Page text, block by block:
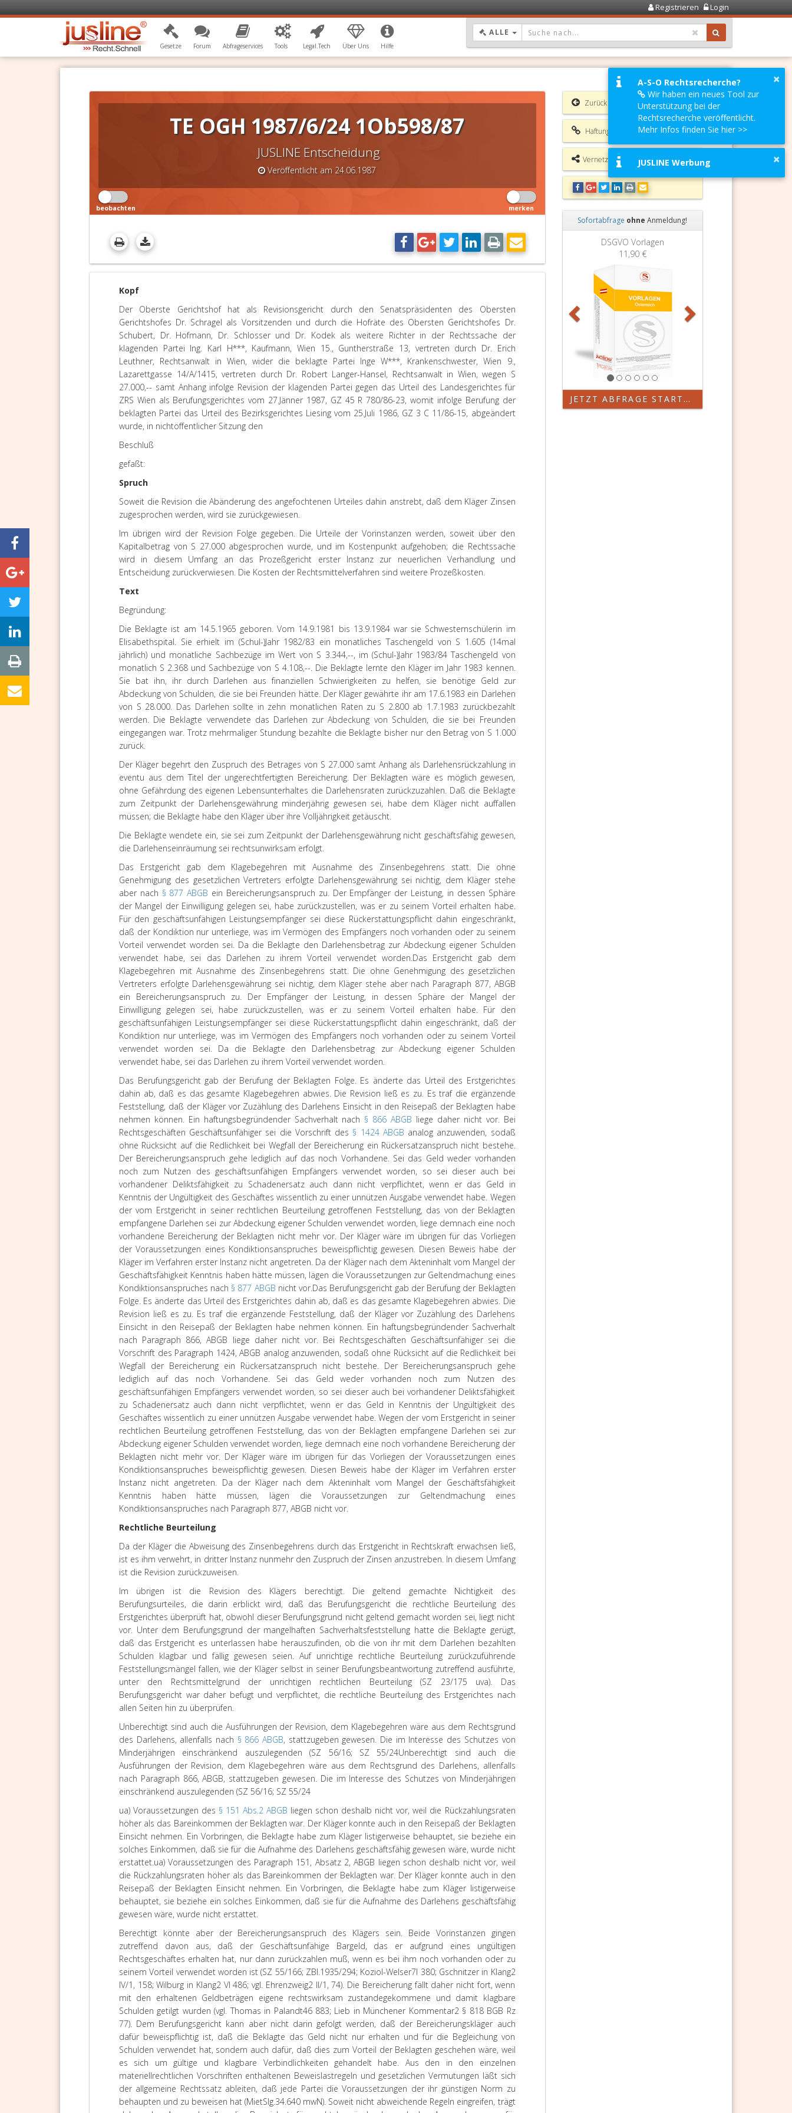
Registrieren Login
Gesetze Forum Abfrageservices Tools Legal.Tech Über Uns Hilfe
ALLE DROPDOWN: GEWÄHLTER WERT IST ALLE
TE OGH 1987/6/24 1Ob598/87
JUSLINE Entscheidung
Veröffentlicht am 24.06.1987
beobachten merken
Kopf
Der Oberste Gerichtshof hat als Revisionsgericht durch den Senatspräsidenten des Obersten
Gerichtshofes Dr. Schragel als Vorsitzenden und durch die Hofräte des Obersten Gerichtshofes Dr.
Schubert, Dr. Hofmann, Dr. Schlosser und Dr. Kodek als weitere Richter in der Rechtssache der
klagenden Partei Ing. Karl H***, Kaufmann, Wien 15., Guntherstraße 13, vertreten durch Dr. Erich
Leuthner, Rechtsanwalt in Wien, wider die beklagte Partei Inge W***, Krankenschwester, Wien 9.,
Lazarettgasse 14/A/1415, vertreten durch Dr. Robert Langer-Hansel, Rechtsanwalt in Wien, wegen S
27.000,-- samt Anhang infolge Revision der klagenden Partei gegen das Urteil des Landesgerichtes für
ZRS Wien als Berufungsgerichtes vom 27.Jänner 1987, GZ 45 R 780/86-23, womit infolge Berufung der
beklagten Partei das Urteil des Bezirksgerichtes Liesing vom 25.Juli 1986, GZ 3 C 11/86-15, abgeändert
wurde, in nichtöffentlicher Sitzung den
Beschluß
gefaßt:
Spruch
Soweit die Revision die Abänderung des angefochtenen Urteiles dahin anstrebt, daß dem Kläger Zinsen
zugesprochen werden, wird sie zurückgewiesen.
Im übrigen wird der Revision Folge gegeben. Die Urteile der Vorinstanzen werden, soweit über den
Kapitalbetrag von S 27.000 abgesprochen wurde, und im Kostenpunkt aufgehoben; die Rechtssache
wird in diesem Umfang an das Prozeßgericht erster Instanz zur neuerlichen Verhandlung und
Entscheidung zurückverwiesen. Die Kosten der Rechtsmittelverfahren sind weitere Prozeßkosten.
Text
Begründung:
Die Beklagte ist am 14.5.1965 geboren. Vom 14.9.1981 bis 13.9.1984 war sie Schwesternschülerin im
Elisabethspital. Sie erhielt im (Schul-)Jahr 1982/83 ein monatliches Taschengeld von S 1.605 (14mal
jährlich) und monatliche Sachbezüge im Wert von S 3.344,--, im (Schul-)Jahr 1983/84 Taschengeld von
monatlich S 2.368 und Sachbezüge von S 4.108,--. Die Beklagte lernte den Kläger im Jahr 1983 kennen.
Sie bat ihn, ihr durch Darlehen aus finanziellen Schwierigkeiten zu helfen, sie benötige Geld zur
Abdeckung von Schulden, die sie bei Freunden hätte. Der Kläger gewährte ihr am 17.6.1983 ein Darlehen
von S 28.000. Das Darlehen sollte in zehn monatlichen Raten zu S 2.800 ab 1.7.1983 zurückbezahlt
werden. Die Beklagte verwendete das Darlehen zur Abdeckung von Schulden, die sie bei Freunden
eingegangen war. Trotz mehrmaliger Stundung bezahlte die Beklagte bisher nur den Betrag von S 1.000
zurück.
Der Kläger begehrt den Zuspruch des Betrages von S 27.000 samt Anhang als Darlehensrückzahlung in
eventu aus dem Titel der ungerechtfertigten Bereicherung. Der Beklagten wäre es möglich gewesen,
ohne Gefährdung des eigenen Lebensunterhaltes die Darlehensraten zurückzuzahlen. Daß die Beklagte
zum Zeitpunkt der Darlehensgewährung minderjährig gewesen sei, habe dem Kläger nicht auffallen
müssen; die Beklagte habe den Kläger über ihre Volljährigkeit getäuscht.
Die Beklagte wendete ein, sie sei zum Zeitpunkt der Darlehensgewährung nicht geschäftsfähig gewesen,
die Darlehenseinräumung sei rechtsunwirksam erfolgt.
Das Erstgericht gab dem Klagebegehren mit Ausnahme des Zinsenbegehrens statt. Die ohne
Genehmigung des gesetzlichen Vertreters erfolgte Darlehensgewährung sei nichtig, dem Kläger stehe
aber nach § 877 ABGB ein Bereicherungsanspruch zu. Der Empfänger der Leistung, in dessen Sphäre
der Mangel der Einwilligung gelegen sei, habe zurückzustellen, was er zu seinem Vorteil erhalten habe.
Für den geschäftsunfähigen Leistungsempfänger sei diese Rückerstattungspflicht dahin eingeschränkt,
daß der Kondiktion nur unterliege, was im Vermögen des Empfängers noch vorhanden oder zu seinem
Vorteil verwendet worden sei. Da die Beklagte den Darlehensbetrag zur Abdeckung eigener Schulden
verwendet habe, sei das Darlehen zu ihrem Vorteil verwendet worden.Das Erstgericht gab dem
Klagebegehren mit Ausnahme des Zinsenbegehrens statt. Die ohne Genehmigung des gesetzlichen
Vertreters erfolgte Darlehensgewährung sei nichtig, dem Kläger stehe aber nach Paragraph 877, ABGB
ein Bereicherungsanspruch zu. Der Empfänger der Leistung, in dessen Sphäre der Mangel der
Einwilligung gelegen sei, habe zurückzustellen, was er zu seinem Vorteil erhalten habe. Für den
geschäftsunfähigen Leistungsempfänger sei diese Rückerstattungspflicht dahin eingeschränkt, daß der
Kondiktion nur unterliege, was im Vermögen des Empfängers noch vorhanden oder zu seinem Vorteil
verwendet worden sei. Da die Beklagte den Darlehensbetrag zur Abdeckung eigener Schulden
verwendet habe, sei das Darlehen zu ihrem Vorteil verwendet worden.
Das Berufungsgericht gab der Berufung der Beklagten Folge. Es änderte das Urteil des Erstgerichtes
dahin ab, daß es das gesamte Klagebegehren abwies. Die Revision ließ es zu. Es traf die ergänzende
Feststellung, daß der Kläger vor Zuzählung des Darlehens Einsicht in den Reisepaß der Beklagten habe
nehmen können. Ein haftungsbegründender Sachverhalt nach § 866 ABGB liege daher nicht vor. Bei
Rechtsgeschäften Geschäftsunfähiger sei die Vorschrift des § 1424 ABGB analog anzuwenden, sodaß
ohne Rücksicht auf die Redlichkeit bei Wegfall der Bereicherung ein Rückersatzanspruch nicht bestehe.
Der Bereicherungsanspruch gehe lediglich auf das noch Vorhandene. Sei das Geld weder vorhanden
noch zum Nutzen des geschäftsunfähigen Empfängers verwendet worden, so sei dieser auch bei
vorhandener Deliktsfähigkeit zu Schadenersatz auch dann nicht verpflichtet, wenn er das Geld in
Kenntnis der Ungültigkeit des Geschäftes wissentlich zu einer unnützen Ausgabe verwendet habe. Wegen
der vom Erstgericht in seiner rechtlichen Beurteilung getroffenen Feststellung, das von der Beklagten
empfangene Darlehen sei zur Abdeckung eigener Schulden verwendet worden, liege demnach eine noch
vorhandene Bereicherung der Beklagten nicht mehr vor. Der Kläger wäre im übrigen für das Vorliegen
der Voraussetzungen eines Kondiktionsanspruches beweispflichtig gewesen. Diesen Beweis habe der
Kläger im Verfahren erster Instanz nicht angetreten. Da der Kläger nach dem Akteninhalt vom Mangel der
Geschäftsfähigkeit Kenntnis haben hätte müssen, lägen die Voraussetzungen zur Geltendmachung eines
Kondiktionsanspruches nach § 877 ABGB nicht vor.Das Berufungsgericht gab der Berufung der Beklagten
Folge. Es änderte das Urteil des Erstgerichtes dahin ab, daß es das gesamte Klagebegehren abwies. Die
Revision ließ es zu. Es traf die ergänzende Feststellung, daß der Kläger vor Zuzählung des Darlehens
Einsicht in den Reisepaß der Beklagten habe nehmen können. Ein haftungsbegründender Sachverhalt
nach Paragraph 866, ABGB liege daher nicht vor. Bei Rechtsgeschäften Geschäftsunfähiger sei die
Vorschrift des Paragraph 1424, ABGB analog anzuwenden, sodaß ohne Rücksicht auf die Redlichkeit bei
Wegfall der Bereicherung ein Rückersatzanspruch nicht bestehe. Der Bereicherungsanspruch gehe
lediglich auf das noch Vorhandene. Sei das Geld weder vorhanden noch zum Nutzen des
geschäftsunfähigen Empfängers verwendet worden, so sei dieser auch bei vorhandener Deliktsfähigkeit
zu Schadenersatz auch dann nicht verpflichtet, wenn er das Geld in Kenntnis der Ungültigkeit des
Geschäftes wissentlich zu einer unnützen Ausgabe verwendet habe. Wegen der vom Erstgericht in seiner
rechtlichen Beurteilung getroffenen Feststellung, das von der Beklagten empfangene Darlehen sei zur
Abdeckung eigener Schulden verwendet worden, liege demnach eine noch vorhandene Bereicherung der
Beklagten nicht mehr vor. Der Kläger wäre im übrigen für das Vorliegen der Voraussetzungen eines
Kondiktionsanspruches beweispflichtig gewesen. Diesen Beweis habe der Kläger im Verfahren erster
Instanz nicht angetreten. Da der Kläger nach dem Akteninhalt vom Mangel der Geschäftsfähigkeit
Kenntnis haben hätte müssen, lägen die Voraussetzungen zur Geltendmachung eines
Kondiktionsanspruches nach Paragraph 877, ABGB nicht vor.
Rechtliche Beurteilung
Da der Kläger die Abweisung des Zinsenbegehrens durch das Erstgericht in Rechtskraft erwachsen ließ,
ist es ihm verwehrt, in dritter Instanz nunmehr den Zuspruch der Zinsen anzustreben. In diesem Umfang
ist die Revision zurückzuweisen.
Im übrigen ist die Revision des Klägers berechtigt. Die geltend gemachte Nichtigkeit des
Berufungsurteiles, die darin erblickt wird, daß das Berufungsgericht die rechtliche Beurteilung des
Erstgerichtes überprüft hat, obwohl dieser Berufungsgrund nicht geltend gemacht worden sei, liegt nicht
vor. Unter dem Berufungsgrund der mangelhaften Sachverhaltsfeststellung hatte die Beklagte gerügt,
daß das Erstgericht es unterlassen habe herauszufinden, ob die von ihr mit dem Darlehen bezahlten
Schulden klagbar und fällig gewesen seien. Auf unrichtige rechtliche Beurteilung zurückzuführende
Feststellungsmängel fallen, wie der Kläger selbst in seiner Berufungsbeantwortung zutreffend ausführte,
unter den Rechtsmittelgrund der unrichtigen rechtlichen Beurteilung (SZ 23/175 uva). Das
Berufungsgericht war daher befugt und verpflichtet, die rechtliche Beurteilung des Erstgerichtes nach
allen Seiten hin zu überprüfen.
Unberechtigt sind auch die Ausführungen der Revision, dem Klagebegehren wäre aus dem Rechtsgrund
des Darlehens, allenfalls nach § 866 ABGB, stattzugeben gewesen. Die im Interesse des Schutzes von
Minderjährigen einschränkend auszulegenden (SZ 56/16; SZ 55/24Unberechtigt sind auch die
Ausführungen der Revision, dem Klagebegehren wäre aus dem Rechtsgrund des Darlehens, allenfalls
nach Paragraph 866, ABGB, stattzugeben gewesen. Die im Interesse des Schutzes von Minderjährigen
einschränkend auszulegenden (SZ 56/16; SZ 55/24
ua) Voraussetzungen des § 151 Abs.2 ABGB liegen schon deshalb nicht vor, weil die Rückzahlungsraten
höher als das Bareinkommen der Beklagten war. Der Kläger konnte auch in den Reisepaß der Beklagten
Einsicht nehmen. Ein Vorbringen, die Beklagte habe zum Kläger listigerweise behauptet, sie beziehe ein
solches Einkommen, daß sie für die Aufnahme des Darlehens geschäftsfähig gewesen wäre, wurde nicht
erstattet.ua) Voraussetzungen des Paragraph 151, Absatz 2, ABGB liegen schon deshalb nicht vor, weil
die Rückzahlungsraten höher als das Bareinkommen der Beklagten war. Der Kläger konnte auch in den
Reisepaß der Beklagten Einsicht nehmen. Ein Vorbringen, die Beklagte habe zum Kläger listigerweise
behauptet, sie beziehe ein solches Einkommen, daß sie für die Aufnahme des Darlehens geschäftsfähig
gewesen wäre, wurde nicht erstattet.
Berechtigt könnte aber der Bereicherungsanspruch des Klägers sein. Beide Vorinstanzen gingen
zutreffend davon aus, daß der Geschäftsunfähige Bargeld, das er aufgrund eines ungültigen
Rechtsgeschäftes erhalten hat, nur dann zurückzahlen muß, wenn es bei ihm noch vorhanden oder zu
seinem Vorteil verwendet worden ist (SZ 55/166; ZBl.1935/294; Koziol-Welser7I 380; Gschnitzer in Klang2
IV/1, 158; Wilburg in Klang2 VI 486; vgl. Ehrenzweig2 II/1, 74). Die Bereicherung fällt daher nicht fort, wenn
mit den erhaltenen Geldbeträgen eigene rechtswirksam zustandegekommene und damit klagbare
Schulden getilgt wurden (vgl. Thomas in Palandt46 883; Lieb in Münchener Kommentar2 § 818 BGB Rz
77). Dem Berufungsgericht kann aber nicht darin gefolgt werden, daß der Bereicherungskläger auch
dafür beweispflichtig ist, daß die Beklagte das Geld nicht nur erhalten und für die Begleichung von
Schulden verwendet hat, sondern auch dafür, daß dies zum Vorteil der Beklagten geschehen wäre, weil
es sich um gültige und klagbare Verbindlichkeiten gehandelt habe. Aus den in den einzelnen
materiellrechtlichen Vorschriften enthaltenen Beweislastregeln und gesetzlichen Vermutungen läßt sich
der allgemeine Rechtssatz ableiten, daß jede Partei die Voraussetzungen der ihr günstigen Norm zu
behaupten und zu beweisen hat (MietSlg.34.640 mwN). Soweit nicht abweichende Regeln eingreifen, trägt
Zurück
Haftungsausschluss
Vernetzungsmöglichkeiten
Sofortabfrage ohne Anmeldung!
DSGVO Vorlagen
11,90 €
Grundbuchauszug
11,90 €
Zurück
JETZT ABFRAGE STARTEN
×
A-S-O Rechtsrecherche?
Wir haben ein neues Tool zur
Unterstützung bei der
Rechtsrecherche veröffentlicht.
Mehr Infos finden Sie hier >>
×
JUSLINE Werbung